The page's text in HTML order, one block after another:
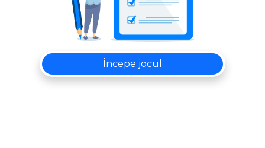
Începe jocul